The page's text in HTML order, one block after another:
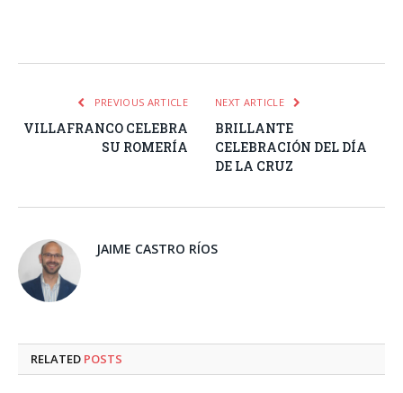
PREVIOUS ARTICLE
VILLAFRANCO CELEBRA
SU ROMERÍA
NEXT ARTICLE
BRILLANTE
CELEBRACIÓN DEL DÍA
DE LA CRUZ
JAIME CASTRO RÍOS
RELATED POSTS